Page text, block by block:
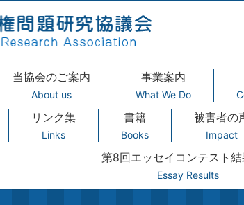
当協会のご案内
About us
事業案内
What We Do
リンク集
Links
書籍
Books
被害者の
Impact
第8回エッセイコンテスト
Essay Results